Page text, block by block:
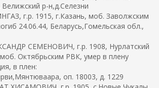
р-н,д.Селезни
г.р. 1915, г.Казань, моб. Заволжским
24.06.44, Беларусь,Гомельская обл.,
СЕМЕНОВИЧ, г.р. 1908, Нурлатский
Октябрьским РВК, умер в плену
в плен:
оп. 18003, д. 1229